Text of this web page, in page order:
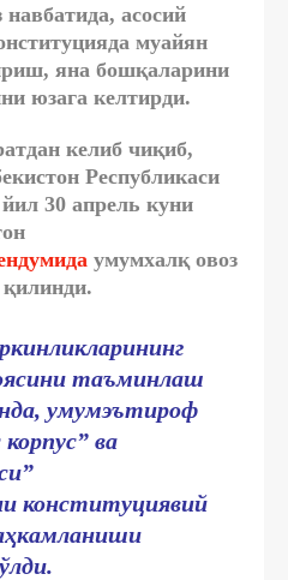
асосий
муайян
яна бошқаларини
юзага келтирди.
келиб чиқиб,
Республикаси
30 апрель куни
умумхалқ овоз
таъминлаш
умумэътироф
ва
конституциявий